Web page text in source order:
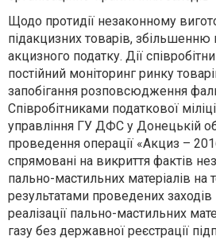
Щодо протидії незаконному
підакцизних товарів,
акцизного податку. Дії
постійний моніторинг ринку
запобігання розповсюдження
Співробітниками податкової
управління ГУ ДФС у Донецькій
проведення операції «Акциз –
спрямовані на викриття фактів
пально-мастильних матеріалів на
результатами проведених
реалізації пально-мастильних
газу без державної реєстрації